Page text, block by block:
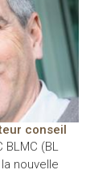
conseil
BLMC (BL
nouvelle